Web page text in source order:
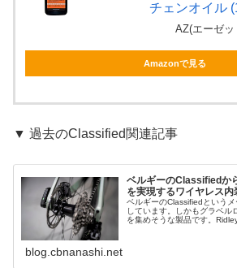
チェンオイル
AZ(エーゼッ
Amazonで見る
▼ 過去のClassified関連記事
ベルギーのClassifiedか
を実現するワイヤレス
ベルギーのClassifiedという
しています。しかもグラベル
を集めそうな製品です。
blog.cbnanashi.net